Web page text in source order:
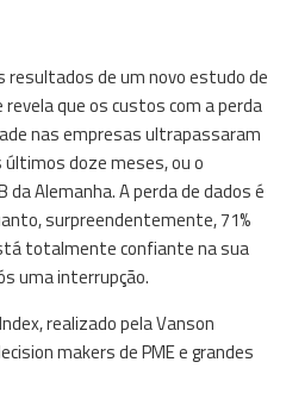
resultados de um novo estudo de
que os custos com a perda
nas empresas ultrapassaram
últimos doze meses, ou o
da Alemanha. A perda de dados é
surpreendentemente, 71%
totalmente confiante na sua
uma interrupção.
realizado pela Vanson
makers de PME e grandes